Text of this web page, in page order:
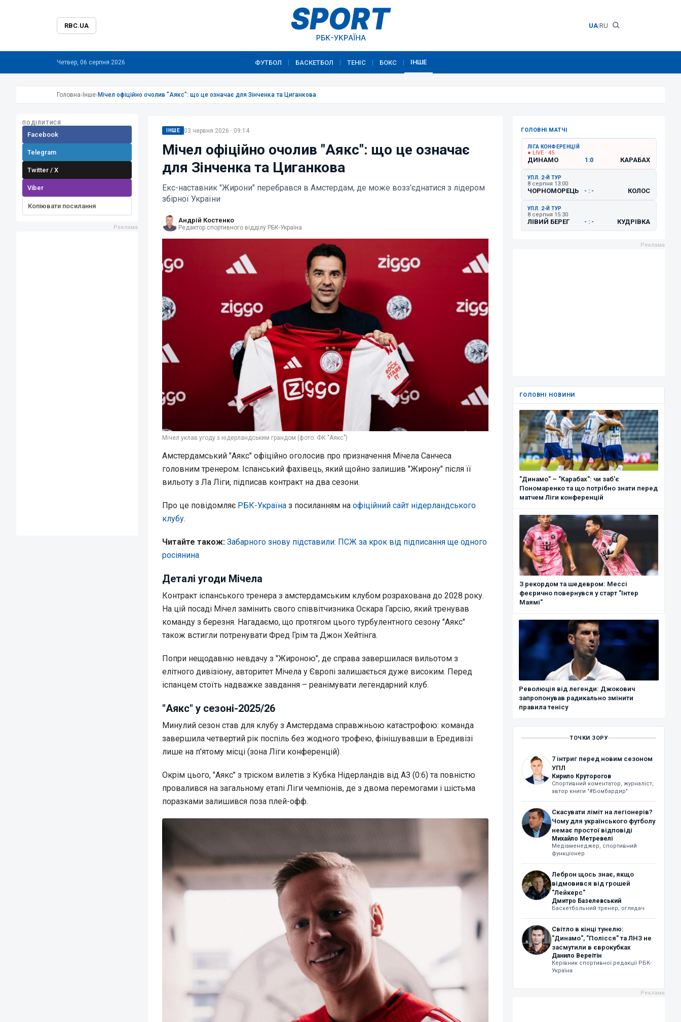
RBC.UA UA|RU
Четвер, 06 серпня 2026 ФУТБОЛ БАСКЕТБОЛ ТЕНІС БОКС ІНШЕ
Головна› Інше› Мічел офіційно очолив "Аякс": що це означає для Зінченка та Циганкова
ПОДІЛИТИСЯ
Facebook
Telegram
Twitter / X
Viber
Копіювати посилання
ІНШЕ 03 червня 2026 · 09:14
Мічел офіційно очолив "Аякс": що це означає
для Зінченка та Циганкова
Екс-наставник "Жирони" перебрався в Амстердам, де може возз'єднатися з лідером
збірної України
Андрій Костенко
Редактор спортивного відділу РБК-Україна
Мічел уклав угоду з нідерландським грандом (фото: ФК "Аякс")
Амстердамський "Аякс" офіційно оголосив про призначення Мічела Санчеса
головним тренером. Іспанський фахівець, який щойно залишив "Жирону" після її
вильоту з Ла Ліги, підписав контракт на два сезони.
Про це повідомляє РБК-Україна з посиланням на офіційний сайт нідерландського
клубу.
Читайте також: Забарного знову підставили: ПСЖ за крок від підписання ще одного
росіянина
Деталі угоди Мічела
Контракт іспанського тренера з амстердамським клубом розрахована до 2028 року.
На цій посаді Мічел замінить свого співвітчизника Оскара Гарсію, який тренував
команду з березня. Нагадаємо, що протягом цього турбулентного сезону "Аякс"
також встигли потренувати Фред Грім та Джон Хейтінга.
Попри нещодавню невдачу з "Жироною", де справа завершилася вильотом з
елітного дивізіону, авторитет Мічела у Європі залишається дуже високим. Перед
іспанцем стоїть надважке завдання – реанімувати легендарний клуб.
"Аякс" у сезоні-2025/26
Минулий сезон став для клубу з Амстердама справжньою катастрофою: команда
завершила четвертий рік поспіль без жодного трофею, фінішувавши в Ередивізі
лише на п'ятому місці (зона Ліги конференцій).
Окрім цього, "Аякс" з тріском вилетів з Кубка Нідерландів від АЗ (0:6) та повністю
провалився на загальному етапі Ліги чемпіонів, де з двома перемогами і шістьма
поразками залишився поза плей-офф.
ГОЛОВНІ МАТЧІ
ЛІГА КОНФЕРЕНЦІЙ
● LIVE · 45
ДИНАМО 1:0 КАРАБАХ
УПЛ. 2-Й ТУР
8 серпня 13:00
ЧОРНОМОРЕЦЬ - : - КОЛОС
УПЛ. 2-Й ТУР
8 серпня 15:30
ЛІВИЙ БЕРЕГ - : - КУДРІВКА
ГОЛОВНІ НОВИНИ
"Динамо" – "Карабах": чи заб'є
Пономаренко та що потрібно знати перед
матчем Ліги конференцій
З рекордом та шедевром: Мессі
феєрично повернувся у старт "Інтер
Маямі"
Революція від легенди: Джокович
запропонував радикально змінити
правила тенісу
ТОЧКИ ЗОРУ
7 інтриг перед новим сезоном
УПЛ
Кирило Круторогов
Спортивний коментатор, журналіст,
автор книги "#Бомбардир"
Скасувати ліміт на легіонерів?
Чому для українського футболу
немає простої відповіді
Михайло Метревелі
Медіаменеджер, спортивний
функціонер
Леброн щось знає, якщо
відмовився від грошей
"Лейкерс"
Дмитро Базелевський
Баскетбольний тренер, оглядач
Світло в кінці тунелю:
"Динамо", "Полісся" та ЛНЗ не
засмутили в єврокубках
Данило Вереітін
Керівник спортивної редакції РБК-
Україна